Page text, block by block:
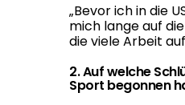
„Bevor ich in die
mich lange auf
die viele Arbeit
2. Auf welche
Sport begonnen